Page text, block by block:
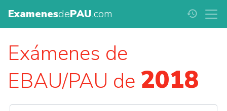
ExamenesdePAU.com history
Exámenes de
EBAU/PAU de 2018